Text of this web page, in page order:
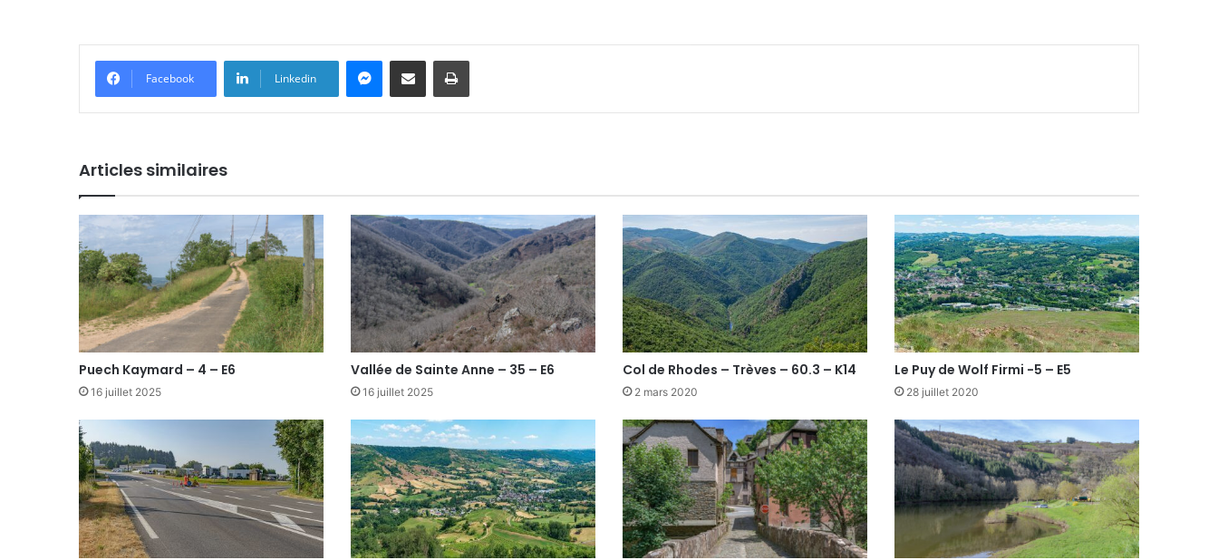
Facebook Linkedin
Articles similaires
Puech Kaymard – 4 – E6
16 juillet 2025
Vallée de Sainte Anne – 35 – E6
16 juillet 2025
Col de Rhodes – Trèves – 60.3 – K14
2 mars 2020
Le Puy de Wolf Firmi -5 – E5
28 juillet 2020